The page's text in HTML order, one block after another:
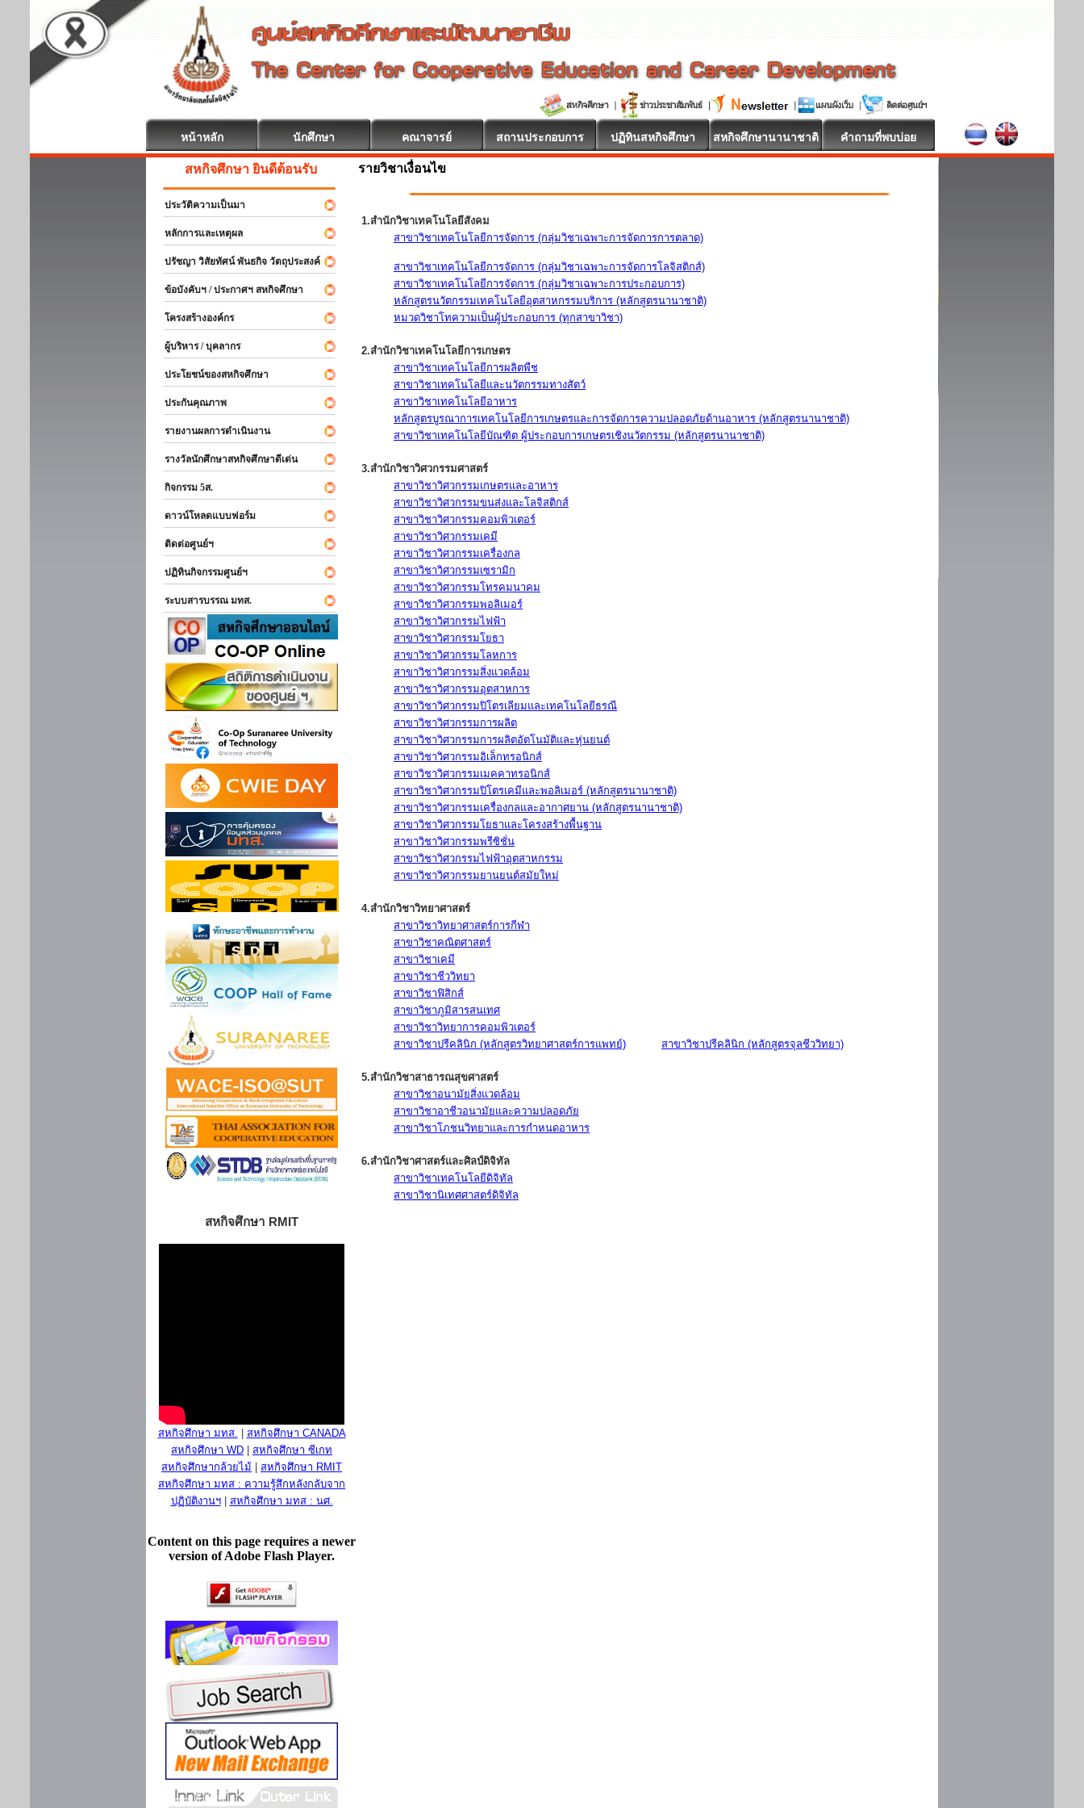
หน้าหลัก นักศึกษา คณาจารย์ สถานประกอบการ ปฏิทินสหกิจศึกษา สหกิจศึกษานานาชาติ คำถามที่พบบ่อย
สหกิจศึกษา ยินดีต้อนรับ
ประวัติความเป็นมา
หลักการและเหตุผล
ปรัชญา วิสัยทัศน์ พันธกิจ วัตถุประสงค์
ข้อบังคับฯ / ประกาศฯ สหกิจศึกษา
โครงสร้างองค์กร
ผู้บริหาร / บุคลากร
ประโยชน์ของสหกิจศึกษา
ประกันคุณภาพ
รายงานผลการดำเนินงาน
รางวัลนักศึกษาสหกิจศึกษาดีเด่น
กิจกรรม 5ส.
ดาวน์โหลดแบบฟอร์ม
ติดต่อศูนย์ฯ
ปฏิทินกิจกรรมศูนย์ฯ
ระบบสารบรรณ มทส.
สหกิจศึกษา RMIT
สหกิจศึกษา มทส.
สหกิจศึกษา CANADA
สหกิจศึกษา WD
สหกิจศึกษา ซีเกท
สหกิจศึกษากล้วยไม้
สหกิจศึกษา RMIT
สหกิจศึกษา มทส : ความรู้สึกหลังกลับจาก
ปฏิบัติงานฯ| สหกิจศึกษา มทส : นศ.
Content on this page requires a newer
version of Adobe Flash Player.
รายวิชาเงื่อนไข
1.สำนักวิชาเทคโนโลยีสังคม
สาขาวิชาเทคโนโลยีการจัดการ (กลุ่มวิชาเฉพาะการจัดการการตลาด)
สาขาวิชาเทคโนโลยีการจัดการ (กลุ่มวิชาเฉพาะการจัดการโลจิสติกส์)
สาขาวิชาเทคโนโลยีการจัดการ (กลุ่มวิชาเฉพาะการประกอบการ)
หลักสูตรนวัตกรรมเทคโนโลยีอุตสาหกรรมบริการ (หลักสูตรนานาชาติ)
หมวดวิชาโทความเป็นผู้ประกอบการ (ทุกสาขาวิชา)
2.สำนักวิชาเทคโนโลยีการเกษตร
สาขาวิชาเทคโนโลยีการผลิตพืช
สาขาวิชาเทคโนโลยีและนวัตกรรมทางสัตว์
สาขาวิชาเทคโนโลยีอาหาร
หลักสูตรบูรณาการเทคโนโลยีการเกษตรและการจัดการความปลอดภัยด้านอาหาร (หลักสูตรนานาชาติ)
สาขาวิชาเทคโนโลยีบัณฑิต ผู้ประกอบการเกษตรเชิงนวัตกรรม (หลักสูตรนานาชาติ)
3.สำนักวิชาวิศวกรรมศาสตร์
สาขาวิชาวิศวกรรมเกษตรและอาหาร
สาขาวิชาวิศวกรรมขนส่งและโลจิสติกส์
สาขาวิชาวิศวกรรมคอมพิวเตอร์
สาขาวิชาวิศวกรรมเคมี
สาขาวิชาวิศวกรรมเครื่องกล
สาขาวิชาวิศวกรรมเซรามิก
สาขาวิชาวิศวกรรมโทรคมนาคม
สาขาวิชาวิศวกรรมพอลิเมอร์
สาขาวิชาวิศวกรรมไฟฟ้า
สาขาวิชาวิศวกรรมโยธา
สาขาวิชาวิศวกรรมโลหการ
สาขาวิชาวิศวกรรมสิ่งแวดล้อม
สาขาวิชาวิศวกรรมอุตสาหการ
สาขาวิชาวิศวกรรมปิโตรเลียมและเทคโนโลยีธรณี
สาขาวิชาวิศวกรรมการผลิต
สาขาวิชาวิศวกรรมการผลิตอัตโนมัติและหุ่นยนต์
สาขาวิชาวิศวกรรมอิเล็กทรอนิกส์
สาขาวิชาวิศวกรรมเมคคาทรอนิกส์
สาขาวิชาวิศวกรรมปิโตรเคมีและพอลิเมอร์ (หลักสูตรนานาชาติ)
สาขาวิชาวิศวกรรมเครื่องกลและอากาศยาน (หลักสูตรนานาชาติ)
สาขาวิชาวิศวกรรมโยธาและโครงสร้างพื้นฐาน
สาขาวิชาวิศวกรรมพรีซิชั่น
สาขาวิชาวิศวกรรมไฟฟ้าอุตสาหกรรม
สาขาวิชาวิศวกรรมยานยนต์สมัยใหม่
4.สำนักวิชาวิทยาศาสตร์
สาขาวิชาวิทยาศาสตร์การกีฬา
สาขาวิชาคณิตศาสตร์
สาขาวิชาเคมี
สาขาวิชาชีววิทยา
สาขาวิชาฟิสิกส์
สาขาวิชาภูมิสารสนเทศ
สาขาวิชาวิทยาการคอมพิวเตอร์
สาขาวิชาปรีคลินิก (หลักสูตรวิทยาศาสตร์การแพทย์)
สาขาวิชาปรีคลินิก (หลักสูตรจุลชีววิทยา)
5.สำนักวิชาสาธารณสุขศาสตร์
สาขาวิชาอนามัยสิ่งแวดล้อม
สาขาวิชาอาชีวอนามัยและความปลอดภัย
สาขาวิชาโภชนวิทยาและการกำหนดอาหาร
6.สำนักวิชาศาสตร์และศิลป์ดิจิทัล
สาขาวิชาเทคโนโลยีดิจิทัล
สาขาวิชานิเทศศาสตร์ดิจิทัล